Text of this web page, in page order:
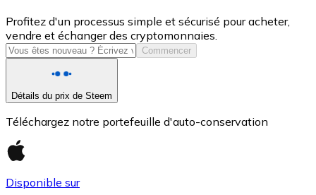
USD Coin
USDC
Profitez d'un processus simple et sécurisé pour acheter,
vendre et échanger des cryptomonnaies.
Commencer
Détails du prix de Steem
Téléchargez notre portefeuille d'auto-conservation
Disponible sur